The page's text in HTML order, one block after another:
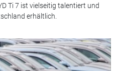
Ti 7 ist vielseitig talentiert und
erhältlich.